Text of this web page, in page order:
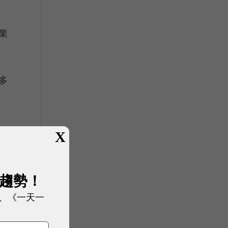
X
勢！
《一天一